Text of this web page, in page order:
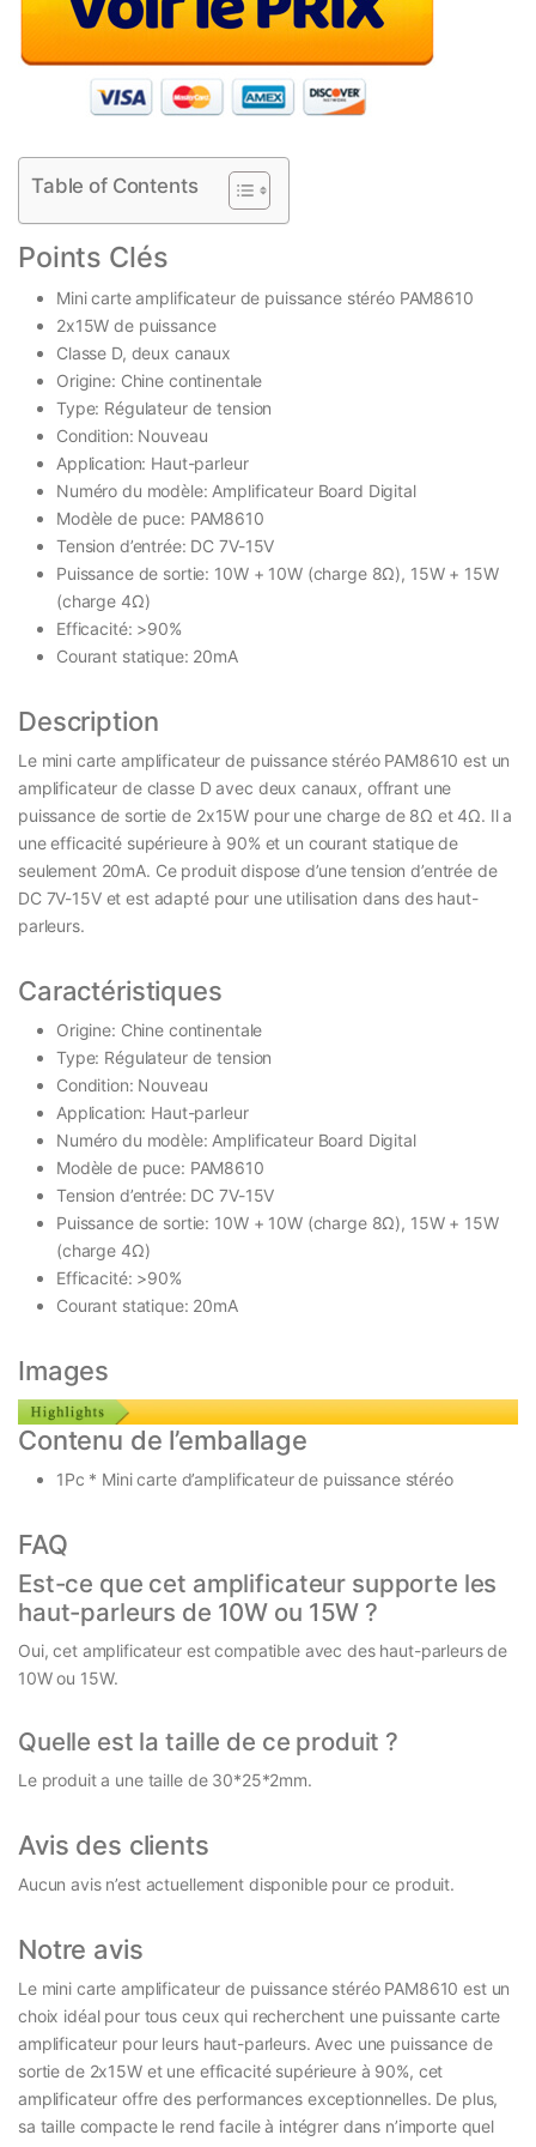
Table of Contents
Points Clés
Mini carte amplificateur de puissance stéréo PAM8610
2x15W de puissance
Classe D, deux canaux
Origine: Chine continentale
Type: Régulateur de tension
Condition: Nouveau
Application: Haut-parleur
Numéro du modèle: Amplificateur Board Digital
Modèle de puce: PAM8610
Tension d’entrée: DC 7V-15V
Puissance de sortie: 10W + 10W (charge 8Ω), 15W + 15W
(charge 4Ω)
Efficacité: >90%
Courant statique: 20mA
Description
Le mini carte amplificateur de puissance stéréo PAM8610 est un
amplificateur de classe D avec deux canaux, offrant une
puissance de sortie de 2x15W pour une charge de 8Ω et 4Ω. Il a
une efficacité supérieure à 90% et un courant statique de
seulement 20mA. Ce produit dispose d’une tension d’entrée de
DC 7V-15V et est adapté pour une utilisation dans des haut-
parleurs.
Caractéristiques
Origine: Chine continentale
Type: Régulateur de tension
Condition: Nouveau
Application: Haut-parleur
Numéro du modèle: Amplificateur Board Digital
Modèle de puce: PAM8610
Tension d’entrée: DC 7V-15V
Puissance de sortie: 10W + 10W (charge 8Ω), 15W + 15W
(charge 4Ω)
Efficacité: >90%
Courant statique: 20mA
Images
Contenu de l’emballage
1Pc * Mini carte d’amplificateur de puissance stéréo
FAQ
Est-ce que cet amplificateur supporte les
haut-parleurs de 10W ou 15W ?
Oui, cet amplificateur est compatible avec des haut-parleurs de
10W ou 15W.
Quelle est la taille de ce produit ?
Le produit a une taille de 30*25*2mm.
Avis des clients
Aucun avis n’est actuellement disponible pour ce produit.
Notre avis
Le mini carte amplificateur de puissance stéréo PAM8610 est un
choix idéal pour tous ceux qui recherchent une puissante carte
amplificateur pour leurs haut-parleurs. Avec une puissance de
sortie de 2x15W et une efficacité supérieure à 90%, cet
amplificateur offre des performances exceptionnelles. De plus,
sa taille compacte le rend facile à intégrer dans n’importe quel